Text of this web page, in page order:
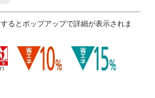
るとポップアップで詳細が表示されま